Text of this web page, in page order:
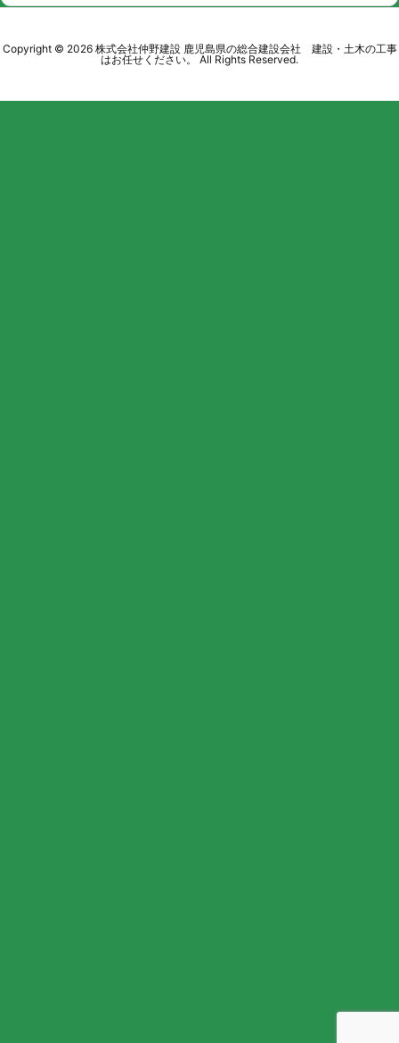
Copyright © 2026 株式会社仲野建設 鹿児島県の総合建設会社 建設・土木の工事
はお任せください。
All Rights Reserved.